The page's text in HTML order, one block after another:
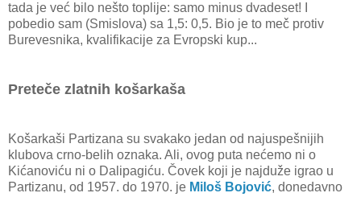
tada je već bilo nešto toplije: samo minus dvadeset! I
pobedio sam (Smislova) sa 1,5: 0,5. Bio je to meč protiv
Burevesnika, kvalifikacije za Evropski kup...
Preteče zlatnih košarkaša
Košarkaši Partizana su svakako jedan od najuspešnijih
klubova crno-belih oznaka. Ali, ovog puta nećemo ni o
Kićanoviću ni o Dalipagiću. Čovek koji je najduže igrao u
Partizanu, od 1957. do 1970. je Miloš Bojović, donedavno